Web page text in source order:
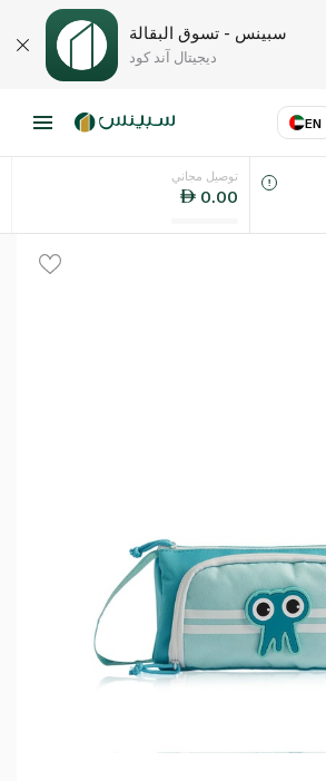
سبينس - تسوق البقالة
ديجيتال آند كود
EN
اللغةتوصيل مجاني
0.00